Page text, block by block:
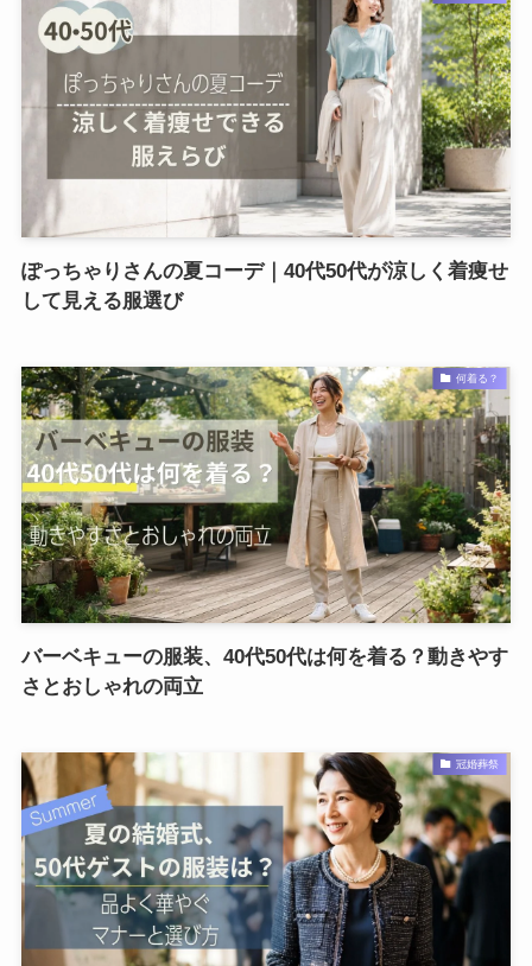
ぽっちゃりさんの夏コーデ｜40代50代が涼しく着痩せ
して見える服選び
何着る？
バーベキューの服装、40代50代は何を着る？動きやす
さとおしゃれの両立
冠婚葬祭